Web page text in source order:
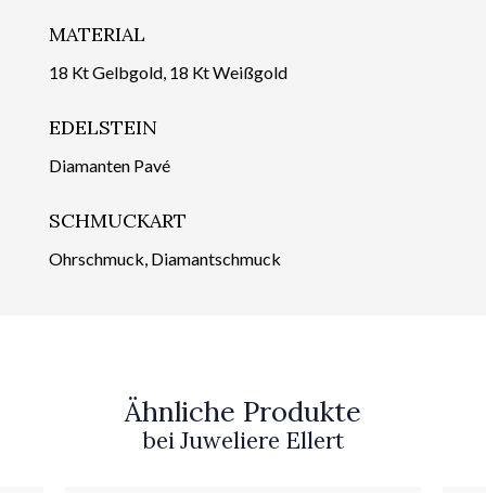
MATERIAL
18 Kt Gelbgold, 18 Kt Weißgold
EDELSTEIN
Diamanten Pavé
SCHMUCKART
Ohrschmuck, Diamantschmuck
Ähnliche Produkte
bei Juweliere Ellert